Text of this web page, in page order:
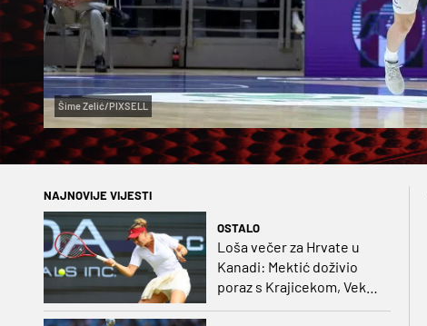
Šime Zelić/PIXSELL
NAJNOVIJE VIJESTI
OSTALO
Loša večer za Hrvate u
Kanadi: Mektić doživio
poraz s Krajicekom, Vekić